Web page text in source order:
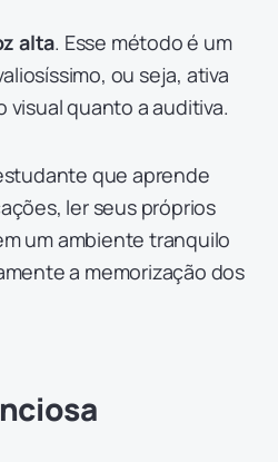
alta. Esse método é um
ou seja, ativa
quanto a auditiva.
que aprende
ler seus próprios
um ambiente tranquilo
a memorização dos